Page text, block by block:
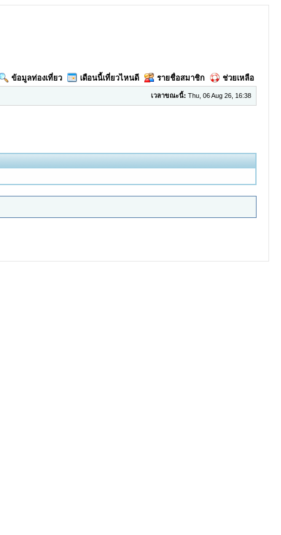
ข้อมูลท่องเที่ยว เดือนนี้เที่ยวไหนดี รายชื่อสมาชิก ช่วยเหลือ
เวลาขณะนี้: Thu, 06 Aug 26, 16:38